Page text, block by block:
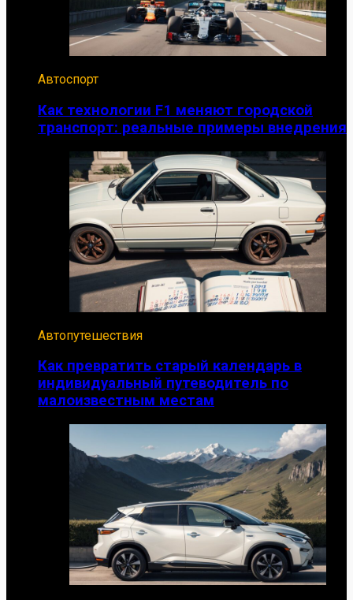
Автоспорт
Как технологии F1 меняют городской
транспорт: реальные примеры внедрения
Автопутешествия
Как превратить старый календарь в
индивидуальный путеводитель по
малоизвестным местам